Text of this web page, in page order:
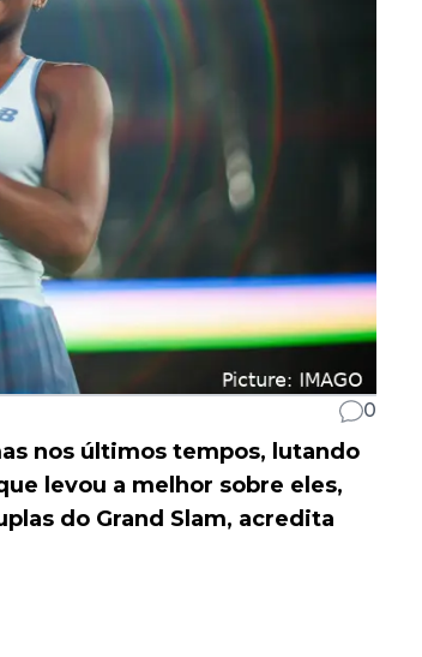
0
nos últimos tempos, lutando
levou a melhor sobre eles,
do Grand Slam, acredita